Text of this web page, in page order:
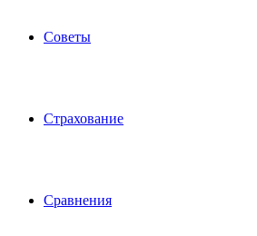
Советы
Страхование
Сравнения